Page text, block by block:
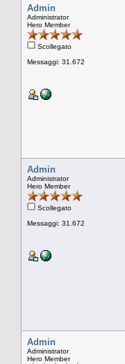
Admin
Administrator
Hero Member
Scollegato
Messaggi: 31.672
Admin
Administrator
Hero Member
Scollegato
Messaggi: 31.672
Admin
Administrator
Hero Member